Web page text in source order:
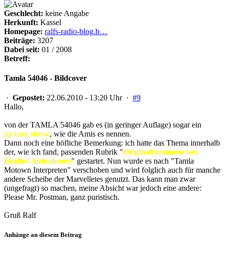
Geschlecht: keine Angabe
Herkunft: Kassel
Homepage: ralfs-radio-blog.b…
Beiträge: 3207
Dabei seit: 01 / 2008
Betreff:
Tamla 54046 - Bildcover
· Gepostet: 22.06.2010 - 13:20 Uhr · #9
Hallo,
von der TAMLA 54046 gab es (in geringer Auflage) sogar ein
picture sleeve, wie die Amis es nennen.
Dann noch eine höfliche Bemerkung: ich hatte das Thema innerhalb
der, wie ich fand, passenden Rubrik "Originalversionen von
Beatles-Aufnahmen" gestartet. Nun wurde es nach "Tamla
Motown Interpreten" verschoben und wird folglich auch für manche
andere Scheibe der Marvelletes genutzt. Das kann man zwar
(ungefragt) so machen, meine Absicht war jedoch eine andere:
Please Mr. Postman, ganz puristisch.
Gruß Ralf
Anhänge an diesem Beitrag